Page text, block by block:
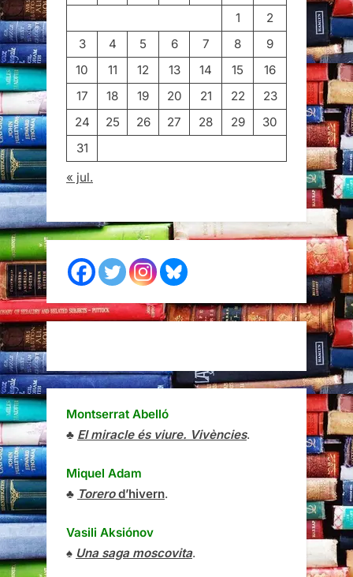
1
2
3
4 5 6 7 8
9
10
11 12 13 14 15
16
17
18 19 20 21 22
23
24
25 26 27 28 29
30
31
« jul.
Montserrat Abelló
♣ El miracle és viure. Vivències.
Miquel Adam
♣ Torerod’hivern.
Vasili Aksiónov
♠ Una saga moscovita.